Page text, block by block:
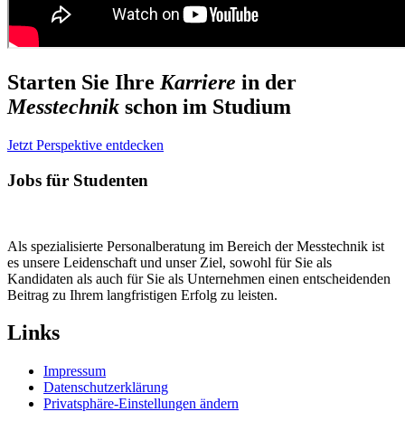
Starten Sie Ihre Karriere in der
Messtechnik schon im Studium
Jetzt Perspektive entdecken
Jobs für Studenten
Als spezialisierte Personalberatung im Bereich der Messtechnik ist
es unsere Leidenschaft und unser Ziel, sowohl für Sie als
Kandidaten als auch für Sie als Unternehmen einen entscheidenden
Beitrag zu Ihrem langfristigen Erfolg zu leisten.
Links
Impressum
Datenschutzerklärung
Privatsphäre-Einstellungen ändern